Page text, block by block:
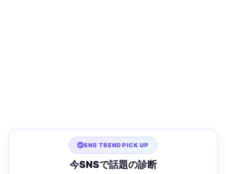
SNS TREND PICK UP
今SNSで話題の診断